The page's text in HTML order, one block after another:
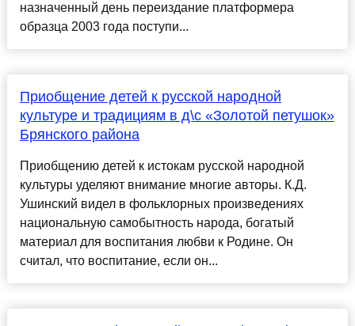
назначенный день переиздание платформера
образца 2003 года поступи...
Приобщение детей к русской народной
культуре и традициям в д\с «Золотой петушок»
Брянского района
Приобщению детей к истокам русской народной
культуры уделяют внимание многие авторы. К.Д.
Ушинский видел в фольклорных произведениях
национальную самобытность народа, богатый
материал для воспитания любви к Родине. Он
считал, что воспитание, если он...